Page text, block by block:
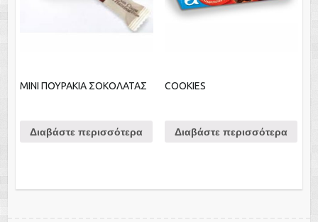
ΜΙΝΙ ΠΟΥΡΑΚΙΑ ΣΟΚΟΛΑΤΑΣ
Διαβάστε περισσότερα
COOKIES
Διαβάστε περισσότερα